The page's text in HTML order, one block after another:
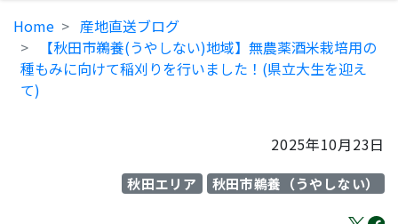
Home
産地直送ブログ
【秋田市鵜養(うやしない)地域】無農薬酒米栽培用の
種もみに向けて稲刈りを行いました！(県立大生を迎え
て)
2025年10月23日
秋田エリア 秋田市鵜養（うやしない）